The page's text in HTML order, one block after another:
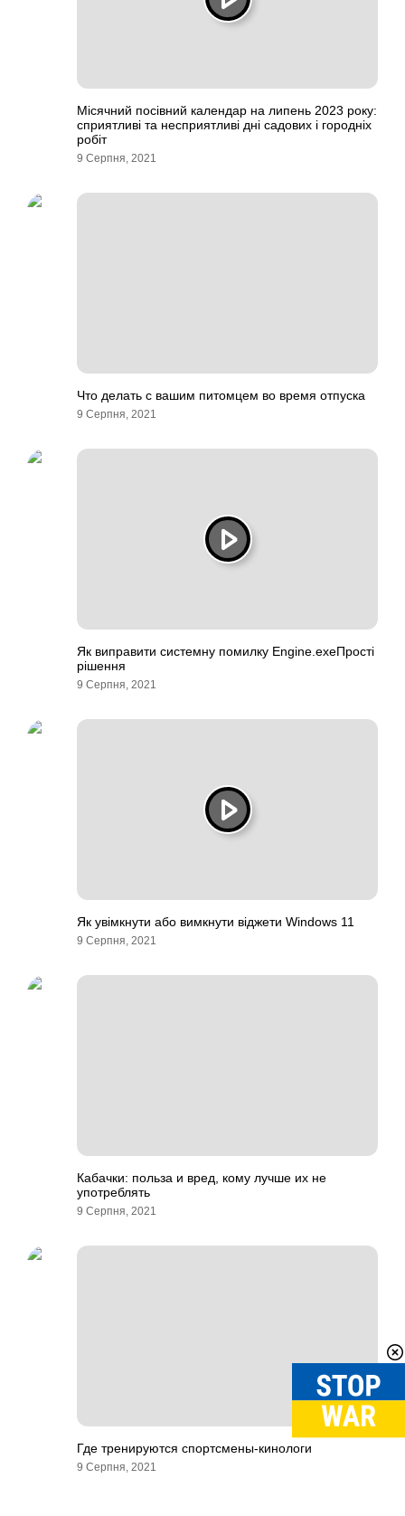
Місячний посівний календар на липень 2023 року:
сприятливі та несприятливі дні садових і городніх
робіт
9 Серпня, 2021
Что делать с вашим питомцем во время отпуска
9 Серпня, 2021
Як виправити системну помилку Engine.exeПрості
рішення
9 Серпня, 2021
Як увімкнути або вимкнути віджети Windows 11
9 Серпня, 2021
Кабачки: польза и вред, кому лучше их не
употреблять
9 Серпня, 2021
Где тренируются спортсмены-кинологи
9 Серпня, 2021